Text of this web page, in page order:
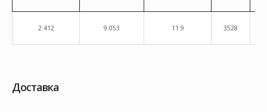
2.412 9.053 11.9 3528
Доставка